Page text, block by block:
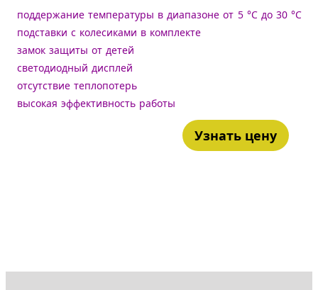
поддержание температуры в диапазоне от 5 °С до 30 °С
подставки с колесиками в комплекте
замок защиты от детей
светодиодный дисплей
отсутствие теплопотерь
высокая эффективность работы
Узнать цену